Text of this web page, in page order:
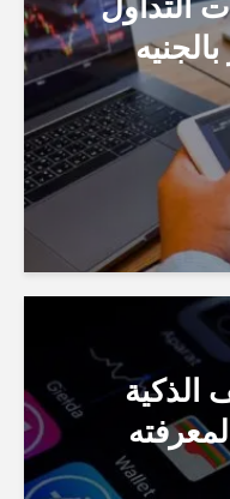
التداول
الذكية